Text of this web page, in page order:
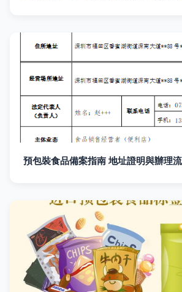
預包裝食品備案指南 地址證明與辦理